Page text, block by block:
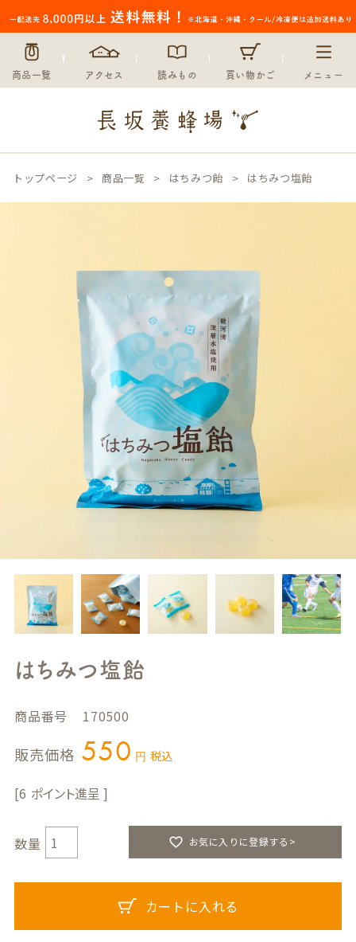
商品一覧 アクセス 読みもの 買い物かご メニュー
トップページ 商品一覧 はちみつ飴 はちみつ塩飴
はちみつ塩飴
商品番号 170500
販売価格 550 税込
6
お気に入りに登録する>
カートに入れる